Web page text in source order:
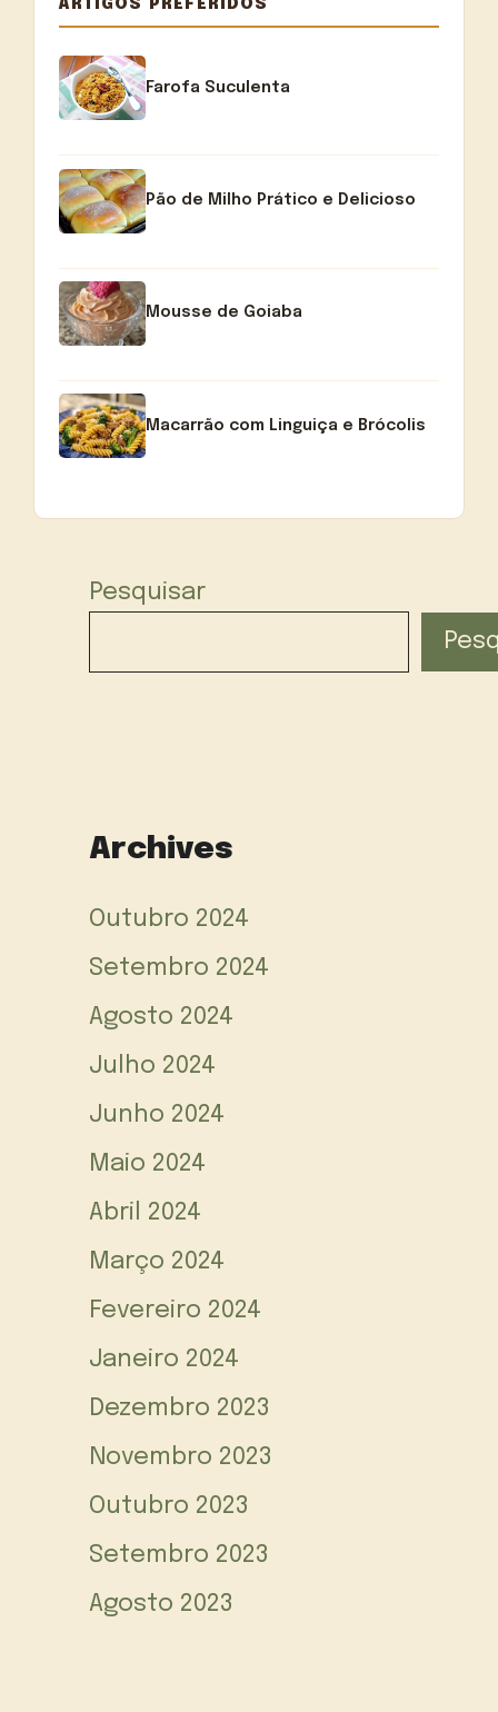
ARTIGOS PREFERIDOS
Farofa Suculenta
Pão de Milho Prático e Delicioso
Mousse de Goiaba
Macarrão com Linguiça e Brócolis
Pesquisar
Archives
Outubro 2024
Setembro 2024
Agosto 2024
Julho 2024
Junho 2024
Maio 2024
Abril 2024
Março 2024
Fevereiro 2024
Janeiro 2024
Dezembro 2023
Novembro 2023
Outubro 2023
Setembro 2023
Agosto 2023